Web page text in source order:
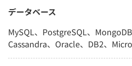
データベース
MySQL、PostgreSQL、MongoDB
Cassandra、Oracle、DB2、